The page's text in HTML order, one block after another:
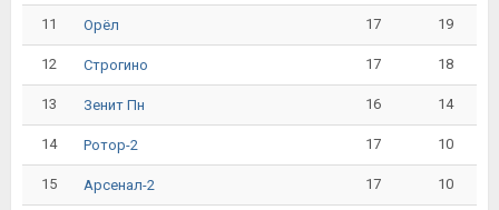
11 Орёл 17 19
12 Строгино 17 18
13 Зенит Пн 16 14
14 Ротор-2 17 10
15 Арсенал-2 17 10